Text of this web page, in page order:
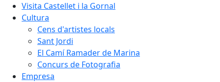
Visita Castellet i la Gornal
Cultura
Cens d'artistes locals
Sant Jordi
El Camí Ramader de Marina
Concurs de Fotografia
Empresa